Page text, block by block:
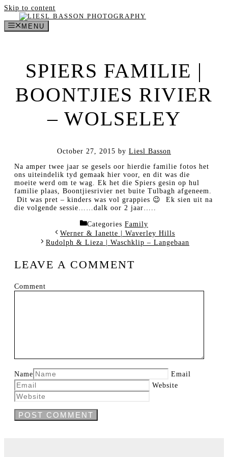
Skip to content
MENU
SPIERS FAMILIE |
BOONTJIES RIVIER
– WOLSELEY
October 27, 2015 by Liesl Basson
Na amper twee jaar se gesels oor hierdie familie fotos het
ons uiteindelik tyd gemaak hier voor, en dit was die
moeite werd om te wag. Ek het die Spiers gesin op hul
familie plaas, Boontjiesrivier net buite Tulbagh afgeneem.
Dit was pret – kinders was vol grappies 😉 Ek sien uit na
die volgende sessie……dalk oor 2 jaar…..
Categories Family
Werner & Ianette | Waverley Hills
Rudolph & Lieza | Waschklip – Langebaan
LEAVE A COMMENT
Comment
Name
Email
Website